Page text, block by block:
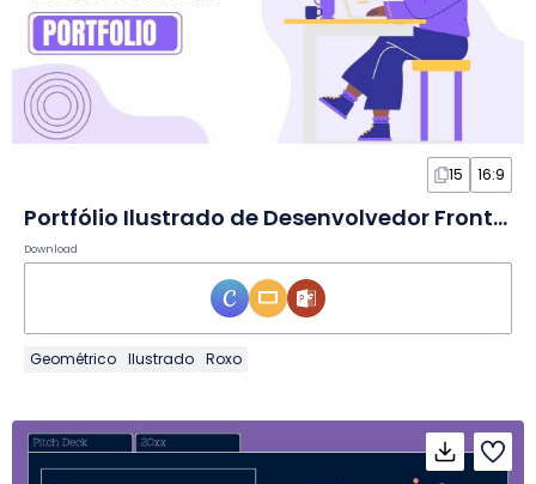
15 16:9
Portfólio Ilustrado de Desenvolvedor Frontend Sênior em Slides
Download
Geométrico Ilustrado Roxo